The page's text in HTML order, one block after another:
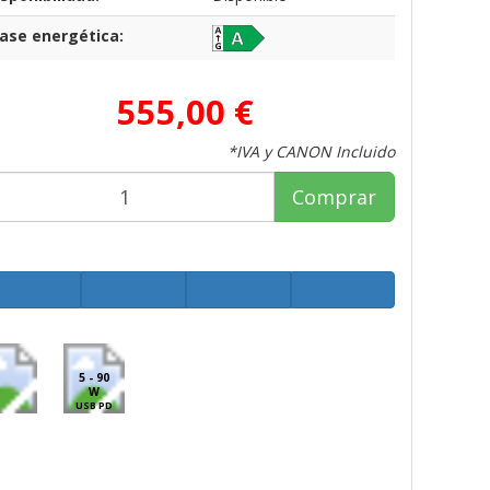
energética:
555,00 €
*IVA y CANON Incluido
Comprar
5 - 90
W
USB PD